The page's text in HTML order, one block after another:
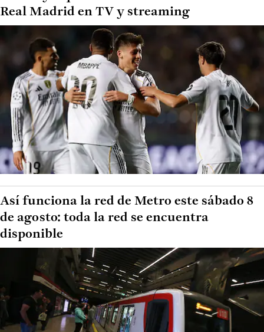
Real Madrid en TV y streaming
Así funciona la red de Metro este sábado 8
de agosto: toda la red se encuentra
disponible